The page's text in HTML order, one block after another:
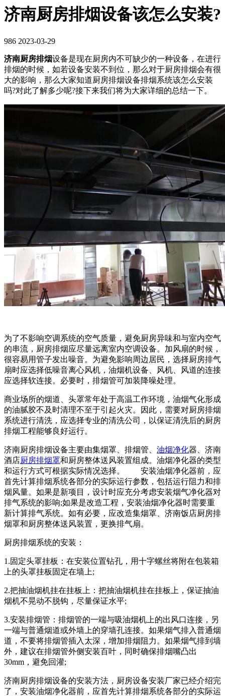
济南厨房排烟设备该怎么安装?
986 2023-03-29
济南厨房排烟设备是现在厨房内不可缺少的一种设备，在进行
排烟的时候，如若设备安装不到位，那么对于厨房排烟会有很
大的影响，那么大家知道厨房排烟设备排烟系统该怎么安装
吗?对此了解多少呢?接下来我们将为大家详细的总结一下。
为了不影响空调系统的空气质量，避免厨房异味和与室内空气
的串流，厨房排烟应尽量远离室内空调设备。加风扇的时候，
很容易用管子发出噪音。为避免影响周边居民，选择厨房排气
扇时应选择低噪音离心风机，油烟机设备、风机、风道的连接
应选择软连接。必要时，排烟管可加装降噪处理。
商业场所的烟道、头罩常年处于高温工作环境，油烟气化形成
的油腻胶不及时清理不至于引起火灾。因此，需要对厨房排烟
系统进行清洗，应选择专业的清洗公司，以保证清洗后的厨房
排烟工程能够良好运行。
济南厨房排烟设备主要由集烟罩、排烟管、 油烟净化器、济南
酒店厨房排烟罩和厨房整体送风装置组成。油烟净化器的类型
和运行方式可根据实际情况选择。 安装油烟净化器前，应
首先计算排烟系统各部分的实际运行参数，包括运行阻力和排
烟风量。如果是新项目，设计时应充分考虑安装烟气净化器对
排气系统的影响;如果是改造工程，安装油烟净化器时需要重
新计算排气系统。如有必要，应改造集烟罩、济南饭店厨房排
烟罩和厨房整体送风装置，更换排气扇。
厨房排烟系统的安装：
1.固定头罩挂板：在安装位置钻孔，用十字螺丝将附在包装箱
上的头罩挂板固定在墙上;
2.把抽油烟机挂在挂板上：把抽油烟机挂在挂板上，保证抽油
烟机不晃动不脱钩，尽量保证水平;
3.安装排烟管：排烟管的一端与吸油烟机上的出风口连接，另
一端与普通烟道或外墙上的穿墙孔连接。如果烟气排入普通烟
道，不要将排烟管插入太深，增加排烟阻力。如果烟气排到墙
外，建议在排烟管外侧安装百叶，同时确保排烟嘴凸出
30mm，避免回灌;
济南厨房排烟设备的安装方法，厨房设备安装厂家已经介绍完
了，安装油烟净化器前，应首先计算排烟系统各部分的实际运